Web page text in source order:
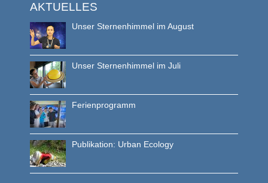
AKTUELLES
Unser Sternenhimmel im August
Unser Sternenhimmel im Juli
Ferienprogramm
Publikation: Urban Ecology